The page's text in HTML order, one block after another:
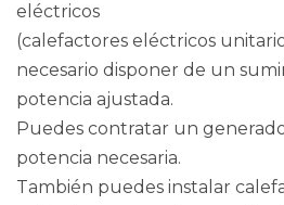
eléctricos
(calefactores eléctricos
necesario disponer de un
potencia ajustada.
Puedes contratar un
potencia necesaria.
También puedes instalar